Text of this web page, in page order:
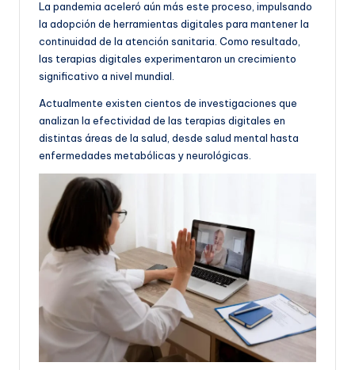
La pandemia aceleró aún más este proceso, impulsando
la adopción de herramientas digitales para mantener la
continuidad de la atención sanitaria. Como resultado,
las terapias digitales experimentaron un crecimiento
significativo a nivel mundial.
Actualmente existen cientos de investigaciones que
analizan la efectividad de las terapias digitales en
distintas áreas de la salud, desde salud mental hasta
enfermedades metabólicas y neurológicas.